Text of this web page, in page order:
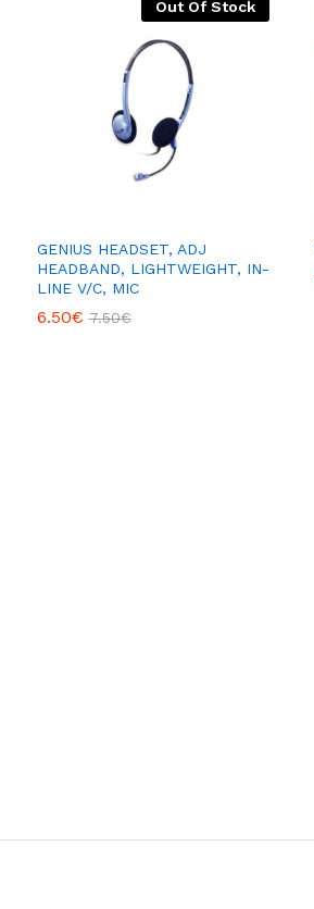
Out Of Stock
GENIUS HEADSET, ADJ
HEADBAND, LIGHTWEIGHT, IN-
LINE V/C, MIC
6.50€ 7.50€